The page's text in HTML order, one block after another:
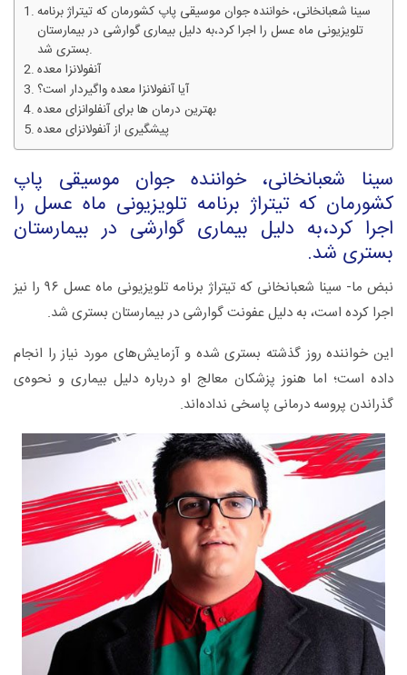
سینا شعبانخانی، خواننده جوان موسیقی پاپ کشورمان که تیتراژ برنامه
تلویزیونی ماه عسل را اجرا کرد،به دلیل بیماری گوارشی در بیمارستان
بستری شد.
آنفولانزا معده
آیا آنفولانزا معده واگیردار است؟
بهترین درمان ها برای آنفلوانزای معده
پیشگیری از آنفولانزای معده
سینا شعبانخانی، خواننده جوان موسیقی پاپ
کشورمان که تیتراژ برنامه تلویزیونی ماه عسل را
اجرا کرد،به دلیل بیماری گوارشی در بیمارستان
بستری شد.
نبض ما- سینا شعبانخانی که تیتراژ برنامه تلویزیونی ماه عسل ۹۶ را نیز
اجرا کرده است، به دلیل عفونت گوارشی در بیمارستان بستری شد.
این خواننده روز گذشته بستری شده و آزمایش‌های مورد نیاز را انجام
داده است؛ اما هنوز پزشکان معالج او درباره دلیل بیماری و نحوه‌ی
گذراندن پروسه درمانی پاسخی نداده‌اند.